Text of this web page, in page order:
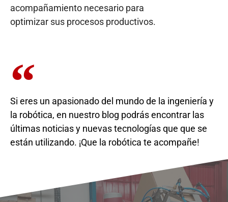
acompañamiento necesario para
optimizar sus procesos productivos.
Si eres un apasionado del mundo de la ingeniería y
la robótica, en nuestro blog podrás encontrar las
últimas noticias y nuevas tecnologías que que se
están utilizando. ¡Que la robótica te acompañe!